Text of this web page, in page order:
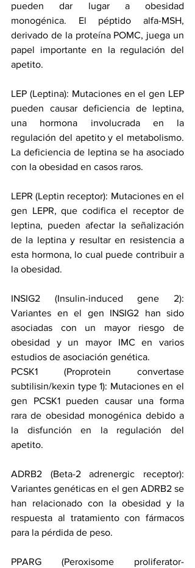
pueden dar lugar a obesidad
monogénica. El péptido alfa-MSH,
derivado de la proteína POMC, juega un
papel importante en la regulación del
apetito.
LEP (Leptina): Mutaciones en el gen LEP
pueden causar deficiencia de leptina,
una hormona involucrada en la
regulación del apetito y el metabolismo.
La deficiencia de leptina se ha asociado
con la obesidad en casos raros.
LEPR (Leptin receptor): Mutaciones en el
gen LEPR, que codifica el receptor de
leptina, pueden afectar la señalización
de la leptina y resultar en resistencia a
esta hormona, lo cual puede contribuir a
la obesidad.
INSIG2 (Insulin-induced gene 2):
Variantes en el gen INSIG2 han sido
asociadas con un mayor riesgo de
obesidad y un mayor IMC en varios
estudios de asociación genética.
PCSK1 (Proprotein convertase
subtilisin/kexin type 1): Mutaciones en el
gen PCSK1 pueden causar una forma
rara de obesidad monogénica debido a
la disfunción en la regulación del
apetito.
ADRB2 (Beta-2 adrenergic receptor):
Variantes genéticas en el gen ADRB2 se
han relacionado con la obesidad y la
respuesta al tratamiento con fármacos
para la pérdida de peso.
PPARG (Peroxisome proliferator-